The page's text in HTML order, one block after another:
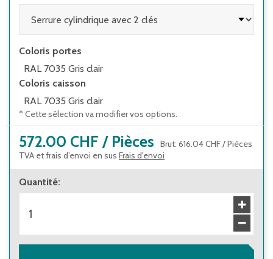
Coloris portes
RAL 7035 Gris clair
Coloris caisson
RAL 7035 Gris clair
* Cette sélection va modifier vos options.
572.00 CHF / Pièces Brut: 616.04 CHF/Pièces
TVA et frais d’envoi en sus Frais d'envoi
Quantité: